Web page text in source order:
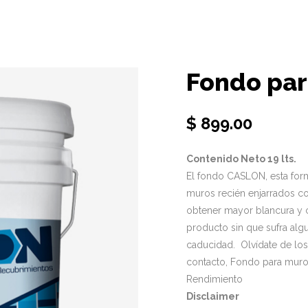
Fondo
$ 899.00
Contenido Neto 19 lts.
El fondo CASLON, esta
muros recién enjarrados
obtener mayor blancura y
producto sin que sufra
caducidad. Olvídate de
contacto, Fondo para
Rendimiento
Disclaimer